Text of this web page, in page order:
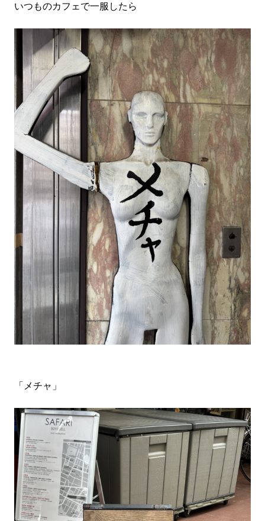
いつものカフェで一服したら
「メチャ」